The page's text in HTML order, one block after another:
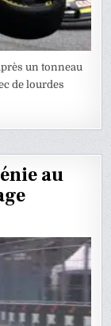
un tonneau
de lourdes
au